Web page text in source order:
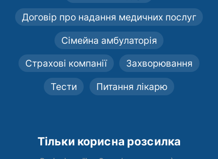
Договір про надання медичних послуг
Сімейна амбулаторія
Страхові компанії Захворювання
Тести Питання лікарю
Тільки корисна розсилка